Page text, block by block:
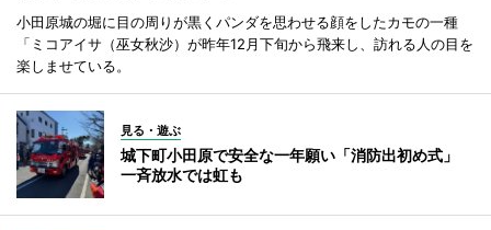
小田原城の堀に目の周りが黒くパンダを思わせる顔をしたカモの一種
「ミコアイサ（巫女秋沙）が昨年12月下旬から飛来し、訪れる人の目を
楽しませている。
見る・遊ぶ
城下町小田原で安全な一年願い「消防出初め式」
一斉放水では虹も